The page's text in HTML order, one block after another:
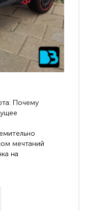
Почему
мечтаний
на